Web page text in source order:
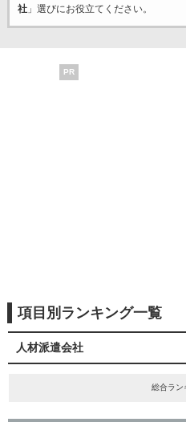
社」選びにお役立てください。
PR
項目別ランキング一覧
人材派遣会社
総合ラン